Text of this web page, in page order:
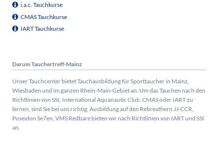
i.a.c. Tauchkurse
CMAS Tauchkurse
IART Tauchkurse
Darum Tauchertreff-Mainz
Unser Tauchcenter bietet Tauchausbildung für Sporttaucher in Mainz,
Wiesbaden und im ganzen Rhein-Main-Gebiet an. Um das Tauchen nach den
Richtlinien von SSI, International Aquanautic Club, CMAS oder IART zu
lernen, sind Sie bei uns richtig. Ausbildung auf den Rebreathern JJ-CCR,
Poseidon Se7en, VMS Redbare bieten wir nach Richtlinien von IART und SSI
an.